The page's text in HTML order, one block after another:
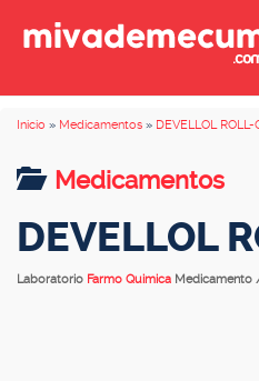
Inicio » Medicamentos » DEVELLOL ROLL-
Medicamentos
DEVELLOL
Laboratorio Farmo Quimica Medicamento